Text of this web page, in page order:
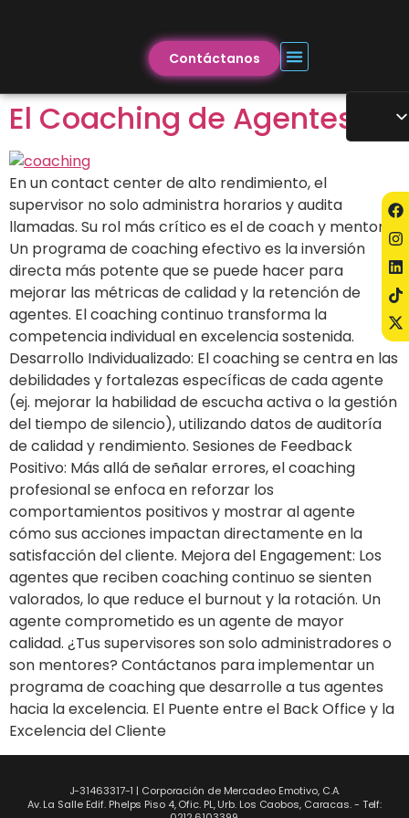
Contáctanos
El Coaching de Agentes
En un contact center de alto rendimiento, el
supervisor no solo administra horarios y audita
llamadas. Su rol más crítico es el de coach y mentor.
Un programa de coaching efectivo es la inversión
directa más potente que se puede hacer para
mejorar las métricas de calidad y la retención de
agentes. El coaching continuo transforma la
competencia individual en excelencia sostenida.
Desarrollo Individualizado: El coaching se centra en las
debilidades y fortalezas específicas de cada agente
(ej. mejorar la habilidad de escucha activa o la gestión
del tiempo de silencio), utilizando datos de auditoría
de calidad y rendimiento. Sesiones de Feedback
Positivo: Más allá de señalar errores, el coaching
profesional se enfoca en reforzar los
comportamientos positivos y mostrar al agente
cómo sus acciones impactan directamente en la
satisfacción del cliente. Mejora del Engagement: Los
agentes que reciben coaching continuo se sienten
valorados, lo que reduce el burnout y la rotación. Un
agente comprometido es un agente de mayor
calidad. ¿Tus supervisores son solo administradores o
son mentores? Contáctanos para implementar un
programa de coaching que desarrolle a tus agentes
hacia la excelencia. El Puente entre el Back Office y la
Excelencia del Cliente
J-31463317-1 | Corporación de Mercadeo Emotivo, C.A.
Av. La Salle Edif. Phelps Piso 4, Ofic. PL, Urb. Los Caobos, Caracas. - Telf: